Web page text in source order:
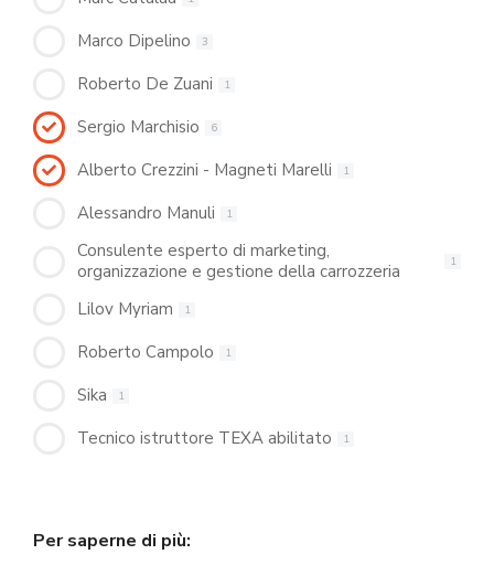
Marco Dipelino 3
Roberto De Zuani 1
Sergio Marchisio 6
Alberto Crezzini - Magneti Marelli 1
Alessandro Manuli 1
Consulente esperto di marketing,
organizzazione e gestione della carrozzeria
1
Lilov Myriam 1
Roberto Campolo 1
Sika 1
Tecnico istruttore TEXA abilitato 1
Per saperne di più: